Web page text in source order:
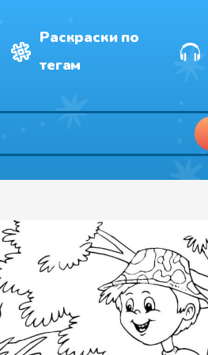
Раскраски по
тегам